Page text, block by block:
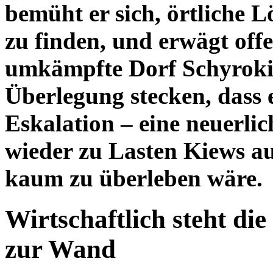
bemüht er sich, örtliche
zu finden, und erwägt
umkämpfte Dorf
Überlegung stecken,
Eskalation – eine
wieder zu Lasten Kiews
kaum zu überleben wäre.
Wirtschaftlich steht
zur Wand